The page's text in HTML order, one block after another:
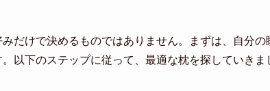
だけで決めるものではありません。まずは、自分
以下のステップに従って、最適な枕を探していきま